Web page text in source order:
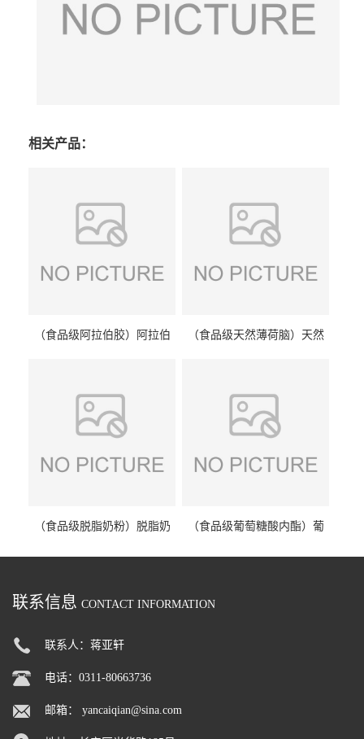
相关产品：
（食品级阿拉伯胶）阿拉伯
（食品级天然薄荷脑）天然
（食品级脱脂奶粉）脱脂奶
（食品级葡萄糖酸内酯）葡
联系信息 CONTACT INFORMATION
联系人：蒋亚轩
电话：0311-80663736
邮箱： yancaiqian@sina.com